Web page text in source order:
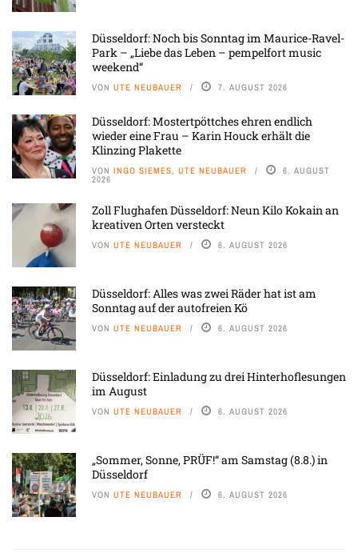
Düsseldorf: Noch bis Sonntag im Maurice-Ravel-
Park – „Liebe das Leben – pempelfort music
weekend“
VON UTE NEUBAUER 7. AUGUST 2026
Düsseldorf: Mostertpöttches ehren endlich
wieder eine Frau – Karin Houck erhält die
Klinzing Plakette
VON INGO SIEMES, UTE NEUBAUER 6. AUGUST
2026
Zoll Flughafen Düsseldorf: Neun Kilo Kokain an
kreativen Orten versteckt
VON UTE NEUBAUER 6. AUGUST 2026
Düsseldorf: Alles was zwei Räder hat ist am
Sonntag auf der autofreien Kö
VON UTE NEUBAUER 6. AUGUST 2026
Düsseldorf: Einladung zu drei Hinterhoflesungen
im August
VON UTE NEUBAUER 6. AUGUST 2026
„Sommer, Sonne, PRÜF!“ am Samstag (8.8.) in
Düsseldorf
VON UTE NEUBAUER 6. AUGUST 2026